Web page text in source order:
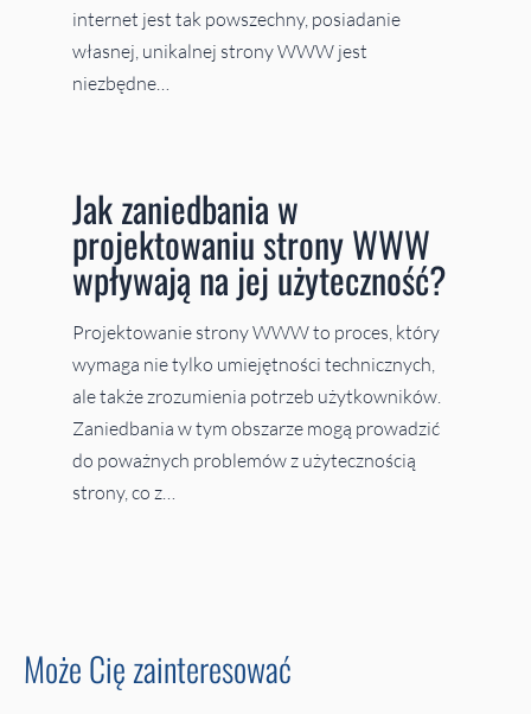
internet jest tak powszechny, posiadanie
własnej, unikalnej strony WWW jest
niezbędne…
Jak zaniedbania w
projektowaniu strony WWW
wpływają na jej użyteczność?
Projektowanie strony WWW to proces, który
wymaga nie tylko umiejętności technicznych,
ale także zrozumienia potrzeb użytkowników.
Zaniedbania w tym obszarze mogą prowadzić
do poważnych problemów z użytecznością
strony, co z…
Może Cię zainteresować